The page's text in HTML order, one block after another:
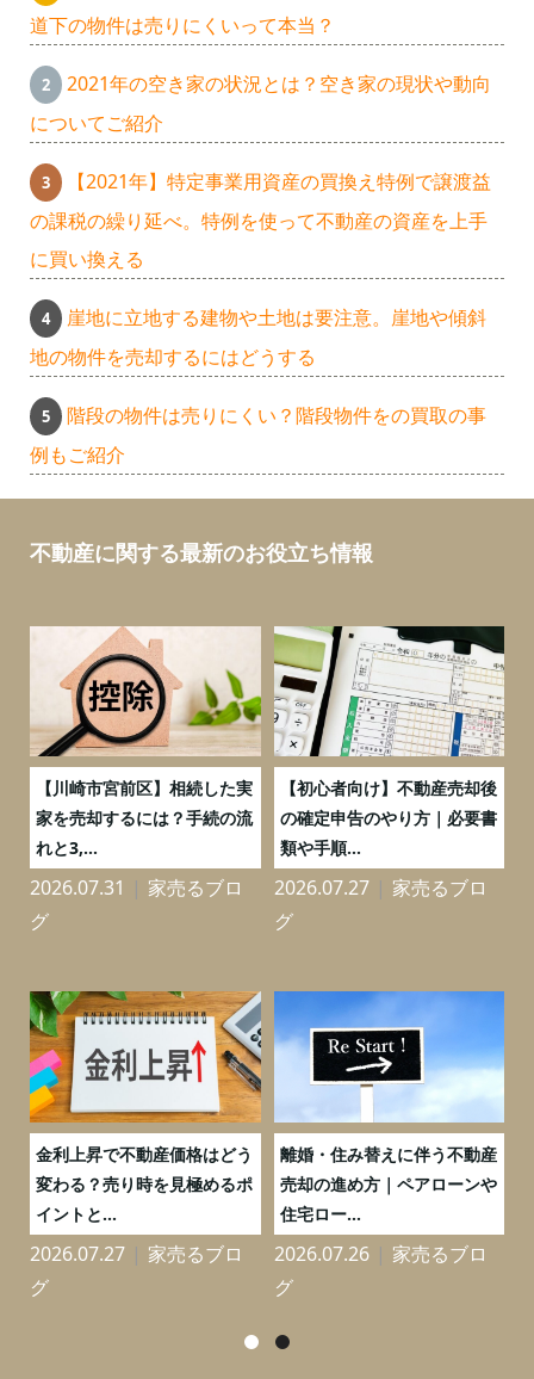
道下の物件は売りにくいって本当？
2021年の空き家の状況とは？空き家の現状や動向
についてご紹介
【2021年】特定事業用資産の買換え特例で譲渡益
の課税の繰り延べ。特例を使って不動産の資産を上手
に買い換える
崖地に立地する建物や土地は要注意。崖地や傾斜
地の物件を売却するにはどうする
階段の物件は売りにくい？階段物件をの買取の事
例もご紹介
不動産に関する最新のお役立ち情報
【川崎市宮前区】相続した実
家を売却するには？手続の流
れと3,...
2026.07.31
家売るブロ
グ
【初心者向け】不動産売却後
の確定申告のやり方｜必要書
類や手順...
2026.07.27
家売るブロ
グ
金利上昇で不動産価格はどう
変わる？売り時を見極めるポ
イントと...
2026.07.27
家売るブロ
グ
離婚・住み替えに伴う不動産
売却の進め方｜ペアローンや
住宅ロー...
2026.07.26
家売るブロ
グ